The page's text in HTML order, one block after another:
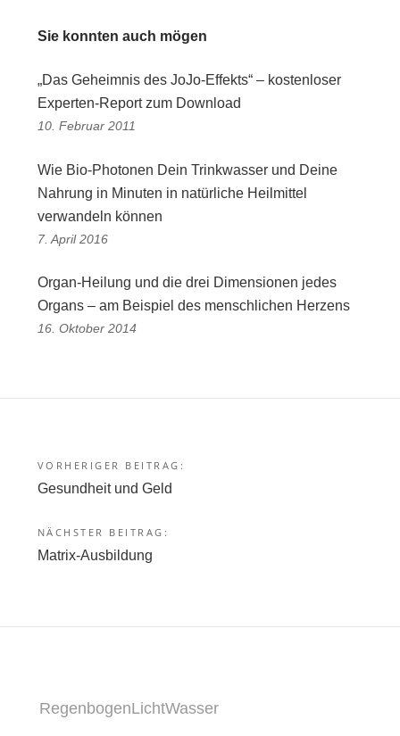
Sie konnten auch mögen
„Das Geheimnis des JoJo-Effekts“ – kostenloser
Experten-Report zum Download
10. Februar 2011
Wie Bio-Photonen Dein Trinkwasser und Deine
Nahrung in Minuten in natürliche Heilmittel
verwandeln können
7. April 2016
Organ-Heilung und die drei Dimensionen jedes
Organs – am Beispiel des menschlichen Herzens
16. Oktober 2014
Beitragsnavigation
VORHERIGER BEITRAG:
Gesundheit und Geld
NÄCHSTER BEITRAG:
Matrix-Ausbildung
RegenbogenLichtWasser